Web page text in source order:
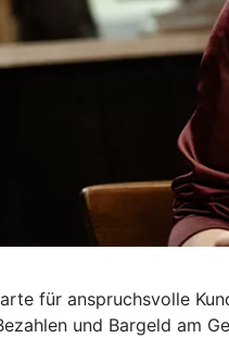
für anspruchsvolle
und Bargeld am